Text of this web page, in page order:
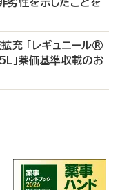
性を示したことを
充 「レギュニール®
」薬価基準収載のお